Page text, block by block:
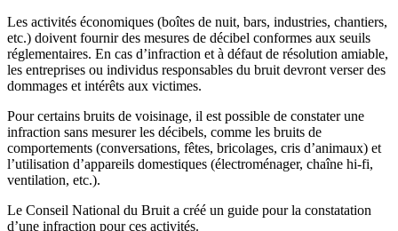
Les activités économiques (boîtes de nuit, bars, industries, chantiers,
etc.) doivent fournir des mesures de décibel conformes aux seuils
réglementaires. En cas d’infraction et à défaut de résolution amiable,
les entreprises ou individus responsables du bruit devront verser des
dommages et intérêts aux victimes.
Pour certains bruits de voisinage, il est possible de constater une
infraction sans mesurer les décibels, comme les bruits de
comportements (conversations, fêtes, bricolages, cris d’animaux) et
l’utilisation d’appareils domestiques (électroménager, chaîne hi-fi,
ventilation, etc.).
Le Conseil National du Bruit a créé un guide pour la constatation
d’une infraction pour ces activités.